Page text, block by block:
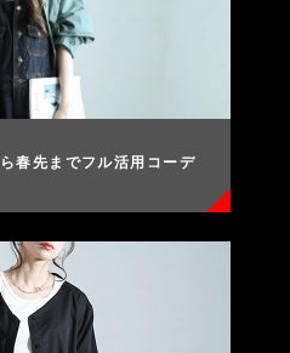
春先までフル活用コーデ